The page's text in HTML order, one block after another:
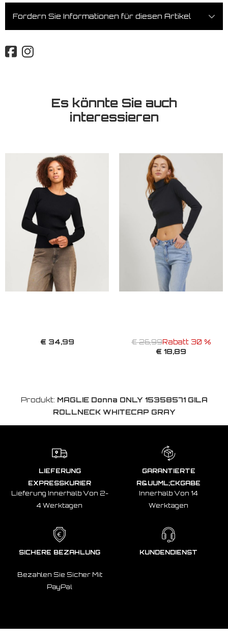
Fordern Sie Informationen für diesen Artikel
Es könnte Sie auch
interessieren
€ 34,99 € 26,99Rabatt 30 %
€ 18,89
Produkt: MAGLIE Donna ONLY 15358571 GILA
ROLLNECK WHITECAP GRAY
LIEFERUNG
EXPRESSKURIER
Lieferung Innerhalb Von 2-
4 Werktagen
GARANTIERTE
R&UUML;CKGABE
Innerhalb Von 14
Werktagen
SICHERE BEZAHLUNG
Bezahlen Sie Sicher Mit
PayPal
KUNDENDIENST